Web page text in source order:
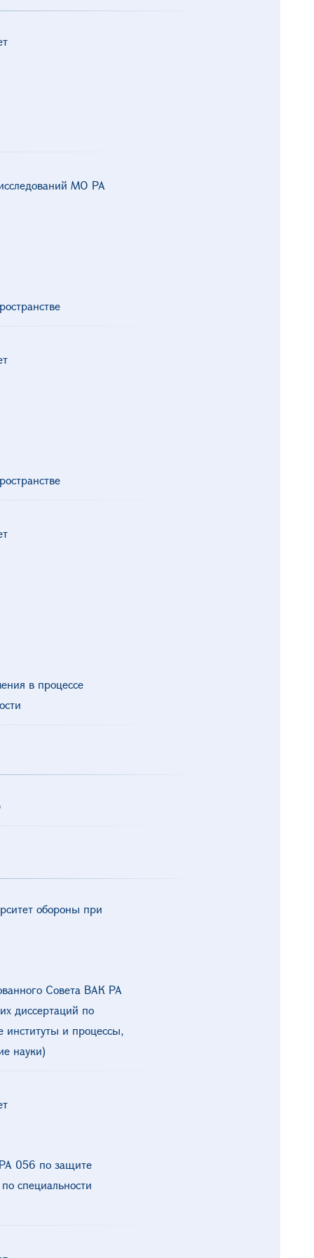
МО РА
в процессе
обороны при
Совета ВАК РА
диссертаций по
и процессы,
науки)
056 по защите
специальности